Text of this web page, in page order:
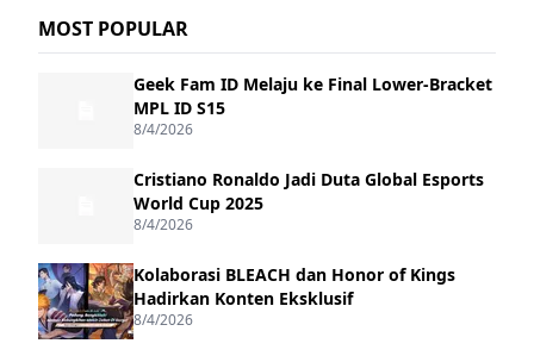
MOST POPULAR
Geek Fam ID Melaju ke Final Lower-Bracket
MPL ID S15
8/4/2026
Cristiano Ronaldo Jadi Duta Global Esports
World Cup 2025
8/4/2026
Kolaborasi BLEACH dan Honor of Kings
Hadirkan Konten Eksklusif
8/4/2026